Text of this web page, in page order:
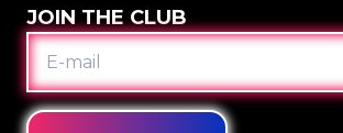
JOIN THE CLUB
E-
MAIL